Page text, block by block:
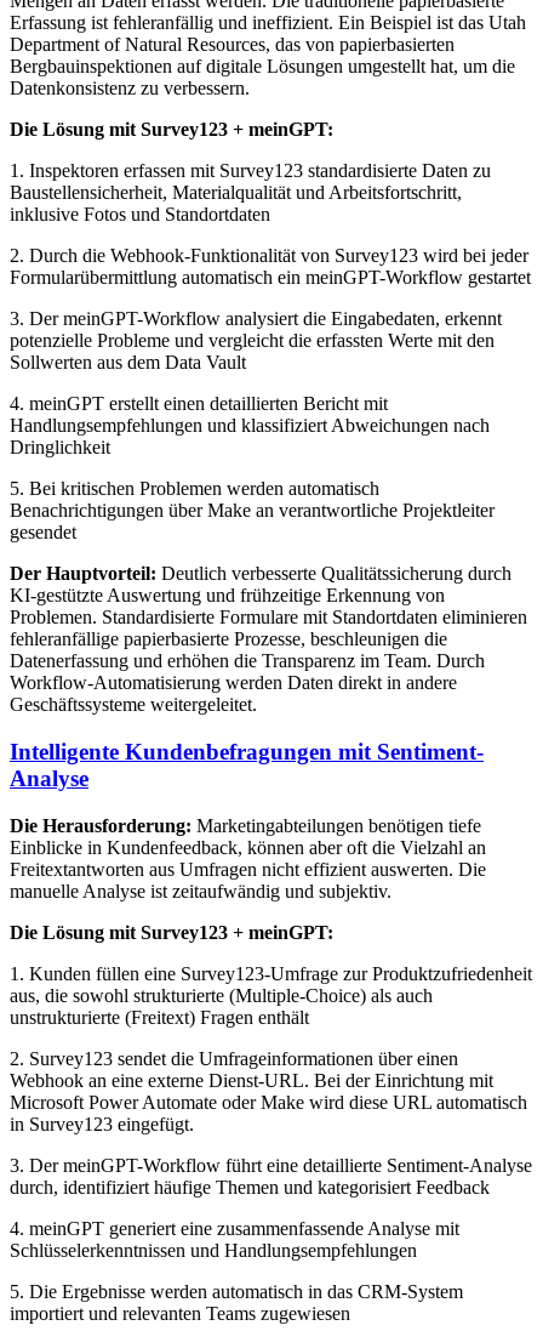
Erfassung ist fehleranfällig und ineffizient. Ein Beispiel ist das Utah
Department of Natural Resources, das von papierbasierten
Bergbauinspektionen auf digitale Lösungen umgestellt hat, um die
Datenkonsistenz zu verbessern.
Die Lösung mit Survey123 + meinGPT:
1. Inspektoren erfassen mit Survey123 standardisierte Daten zu
Baustellensicherheit, Materialqualität und Arbeitsfortschritt,
inklusive Fotos und Standortdaten
2. Durch die Webhook-Funktionalität von Survey123 wird bei jeder
Formularübermittlung automatisch ein meinGPT-Workflow gestartet
3. Der meinGPT-Workflow analysiert die Eingabedaten, erkennt
potenzielle Probleme und vergleicht die erfassten Werte mit den
Sollwerten aus dem Data Vault
4. meinGPT erstellt einen detaillierten Bericht mit
Handlungsempfehlungen und klassifiziert Abweichungen nach
Dringlichkeit
5. Bei kritischen Problemen werden automatisch
Benachrichtigungen über Make an verantwortliche Projektleiter
gesendet
Der Hauptvorteil: Deutlich verbesserte Qualitätssicherung durch
KI-gestützte Auswertung und frühzeitige Erkennung von
Problemen. Standardisierte Formulare mit Standortdaten eliminieren
fehleranfällige papierbasierte Prozesse, beschleunigen die
Datenerfassung und erhöhen die Transparenz im Team. Durch
Workflow-Automatisierung werden Daten direkt in andere
Geschäftssysteme weitergeleitet.
Intelligente Kundenbefragungen mit Sentiment-
Analyse
Die Herausforderung: Marketingabteilungen benötigen tiefe
Einblicke in Kundenfeedback, können aber oft die Vielzahl an
Freitextantworten aus Umfragen nicht effizient auswerten. Die
manuelle Analyse ist zeitaufwändig und subjektiv.
Die Lösung mit Survey123 + meinGPT:
1. Kunden füllen eine Survey123-Umfrage zur Produktzufriedenheit
aus, die sowohl strukturierte (Multiple-Choice) als auch
unstrukturierte (Freitext) Fragen enthält
2. Survey123 sendet die Umfrageinformationen über einen
Webhook an eine externe Dienst-URL. Bei der Einrichtung mit
Microsoft Power Automate oder Make wird diese URL automatisch
in Survey123 eingefügt.
3. Der meinGPT-Workflow führt eine detaillierte Sentiment-Analyse
durch, identifiziert häufige Themen und kategorisiert Feedback
4. meinGPT generiert eine zusammenfassende Analyse mit
Schlüsselerkenntnissen und Handlungsempfehlungen
5. Die Ergebnisse werden automatisch in das CRM-System
importiert und relevanten Teams zugewiesen